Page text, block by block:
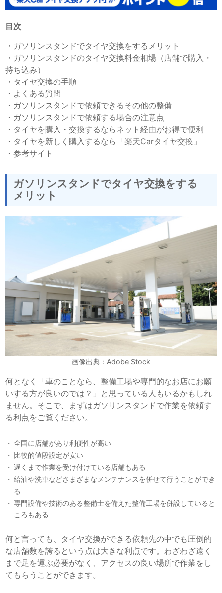
目次
・ ガソリンスタンドでタイヤ交換をするメリット
・ ガソリンスタンドのタイヤ交換料金相場（店舗で購入・
持ち込み）
・ タイヤ交換の手順
・ よくある質問
・ ガソリンスタンドで依頼できるその他の整備
・ ガソリンスタンドで依頼する場合の注意点
・ タイヤを購入・交換するならネット経由がお得で便利
・ タイヤを新しく購入するなら「楽天Carタイヤ交換」
・参考サイト
ガソリンスタンドでタイヤ交換をする
メリット
画像出典：Adobe Stock
何となく「車のことなら、整備工場や専門的なお店にお願
いする方が良いのでは？」と思っている人もいるかもしれ
ません。そこで、まずはガソリンスタンドで作業を依頼す
る利点をご覧ください。
全国に店舗があり利便性が高い
比較的値段設定が安い
遅くまで作業を受け付けている店舗もある
給油や洗車などさまざまなメンテナンスを併せて行うことができ
る
専門設備や技術のある整備士を備えた整備工場を併設していると
ころもある
何と言っても、タイヤ交換ができる依頼先の中でも圧倒的
な店舗数を誇るという点は大きな利点です。わざわざ遠く
まで足を運ぶ必要がなく、アクセスの良い場所で作業をし
てもらうことができます。